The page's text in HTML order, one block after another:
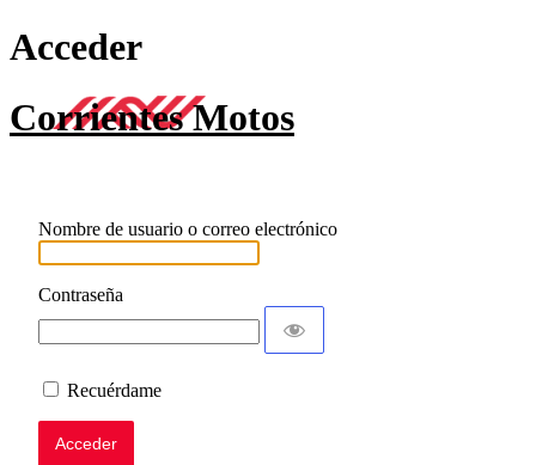
Acceder
Corrientes Motos
Nombre de usuario o correo electrónico
Contraseña
Recuérdame